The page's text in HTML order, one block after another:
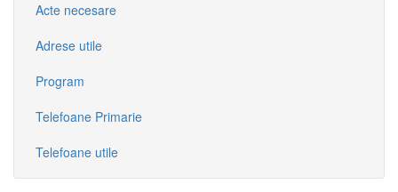
Acte necesare
Adrese utile
Program
Telefoane Primarie
Telefoane utile